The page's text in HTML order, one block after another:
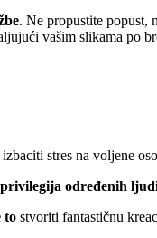
. Ne propustite popust,
vašim slikama po
stres na voljene
određenih
to stvoriti fantastičnu